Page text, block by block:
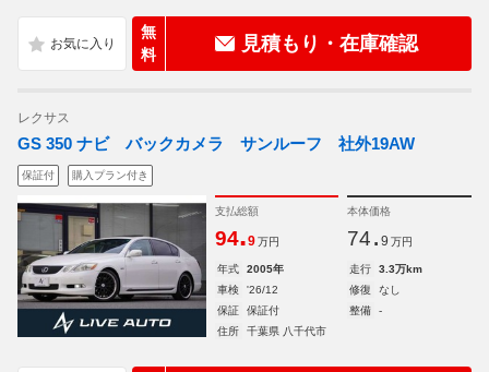
無
料
見積もり・在庫確認
レクサス
GS 350 ナビ バックカメラ サンルーフ 社外19AW
保証付 購入プラン付き
支払総額
94.9 万円
本体価格
74. 9 万円
年式 2005年 走行
3.3万km
車検
'26/12 修復
なし
保証
保証付 整備
-
住所
千葉県 八千代市